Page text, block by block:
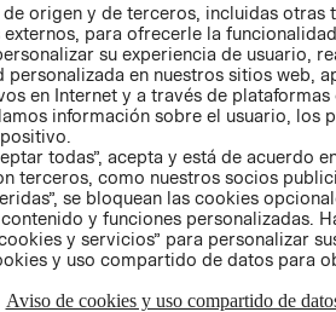
AVISO DE
PRIVACIDAD
GIFT CARD
origen y de terceros, incluidas otras
para ofrecerle la
su experiencia de usuario,
en nuestros sitios web,
en Internet y a través de plataformas
información sobre el usuario, los
todas”, acepta y está de acuerdo
terceros, como nuestros socios
se bloquean las cookies
y funciones personalizadas.
y servicios” para personalizar
y uso compartido de datos para
Aviso de cookies y uso compartido de